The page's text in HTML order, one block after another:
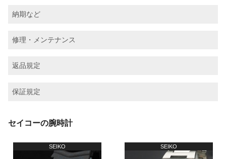
納期など
修理・メンテナンス
返品規定
保証規定
セイコーの腕時計
SEIKO SEIKO